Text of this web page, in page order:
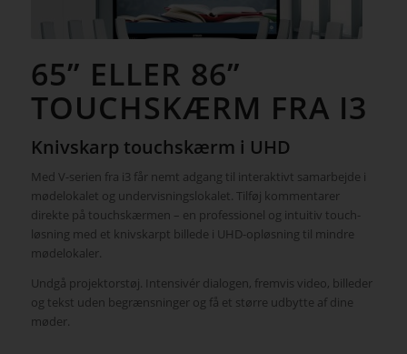
65” ELLER 86”
TOUCHSKÆRM FRA I3
Knivskarp touchskærm i UHD
Med V-serien fra i3 får nemt adgang til interaktivt samarbejde i
mødelokalet og undervisningslokalet. Tilføj kommentarer
direkte på touchskærmen – en professionel og intuitiv touch-
løsning med et knivskarpt billede i UHD-opløsning til mindre
mødelokaler.
Undgå projektorstøj. Intensivér dialogen, fremvis video, billeder
og tekst uden begrænsninger og få et større udbytte af dine
møder.